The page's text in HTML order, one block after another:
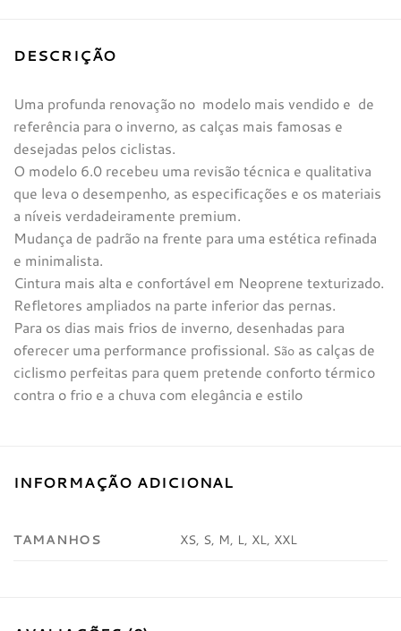
DESCRIÇÃO
Uma profunda renovação no modelo mais vendido e de
referência para o inverno, as calças mais famosas e
desejadas pelos ciclistas.
O modelo 6.0 recebeu uma revisão técnica e qualitativa
que leva o desempenho, as especificações e os materiais
a níveis verdadeiramente premium.
Mudança de padrão na frente para uma estética refinada
e minimalista.
Cintura mais alta e confortável em Neoprene texturizado.
Refletores ampliados na parte inferior das pernas.
Para os dias mais frios de inverno, desenhadas para
oferecer uma performance profissional. São as calças de
ciclismo perfeitas para quem pretende conforto térmico
contra o frio e a chuva com elegância e estilo
INFORMAÇÃO ADICIONAL
TAMANHOS XS, S, M, L, XL, XXL